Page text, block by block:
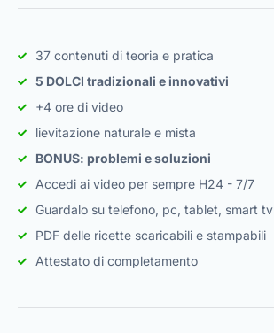
37 contenuti di teoria e pratica
5 DOLCI tradizionali e innovativi
+4 ore di video
lievitazione naturale e mista
BONUS: problemi e soluzioni
Accedi ai video per sempre H24 - 7/7
Guardalo su telefono, pc, tablet, smart tv
PDF delle ricette scaricabili e stampabili
Attestato di completamento